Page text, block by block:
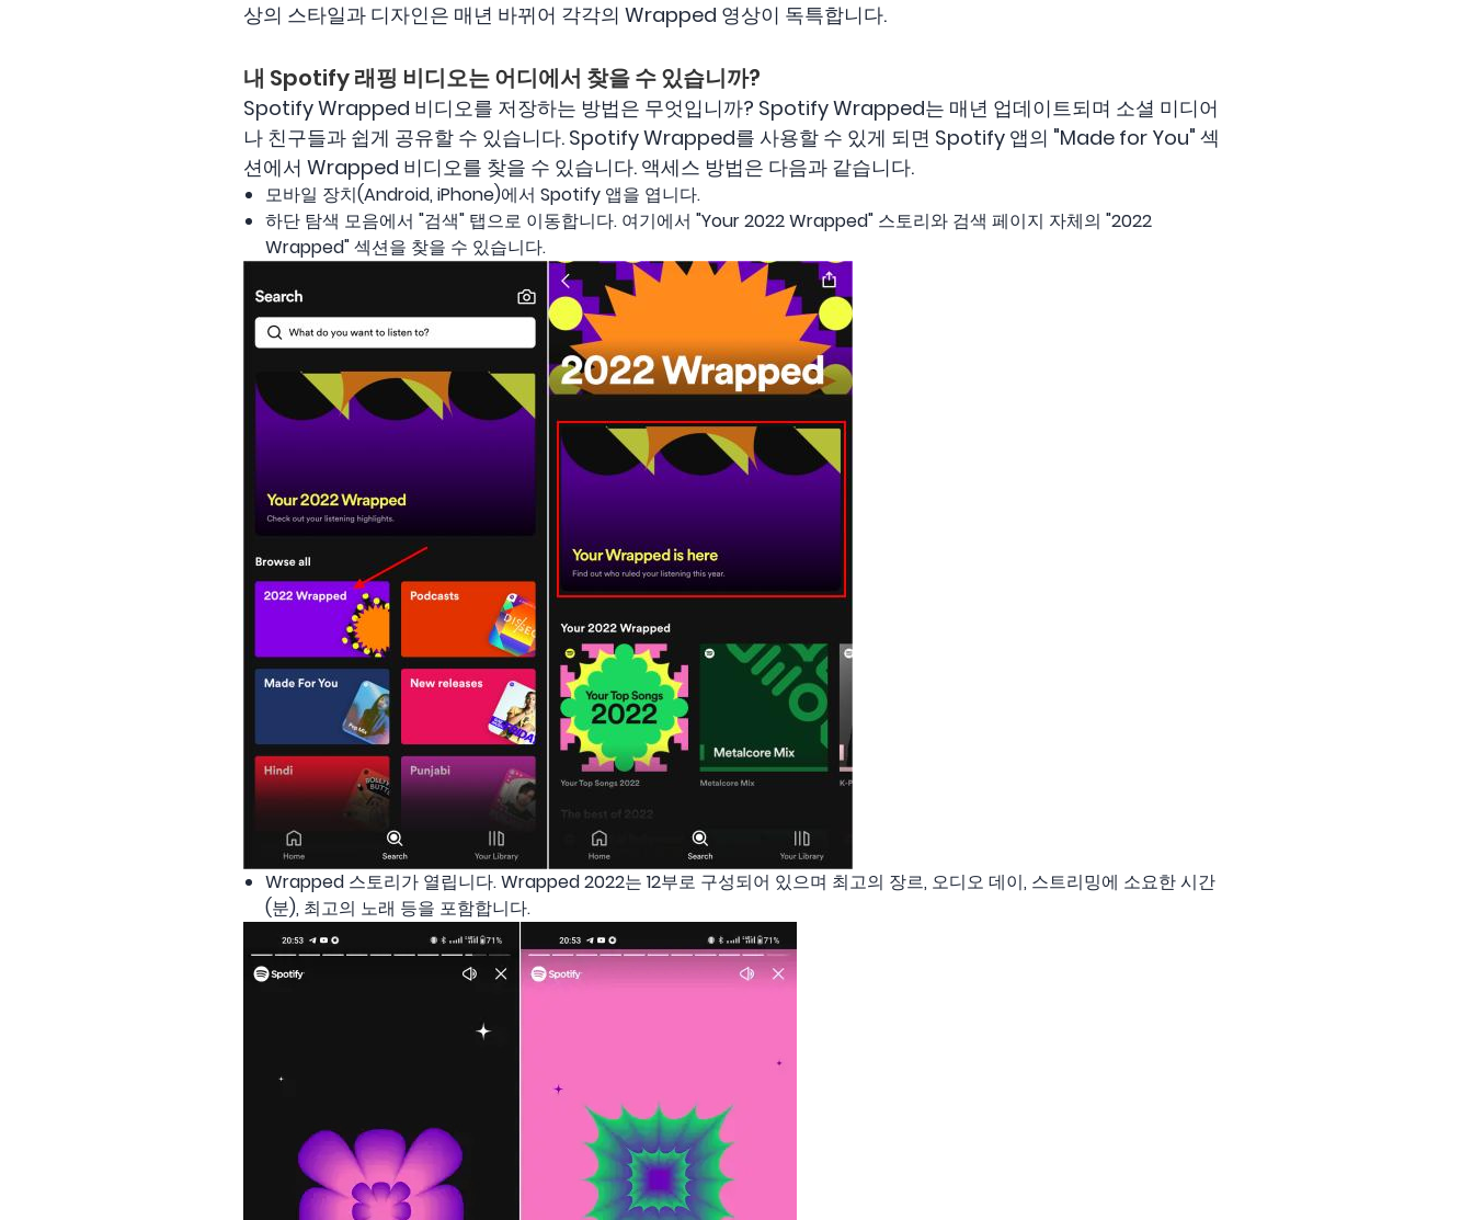
상의 스타일과 디자인은 매년 바뀌어 각각의 Wrapped 영상이 독특합니다.
내 Spotify 래핑 비디오는 어디에서 찾을 수 있습니까?
Spotify Wrapped 비디오를 저장하는 방법은 무엇입니까? Spotify Wrapped는 매년 업데이트되며 소셜 미디어
나 친구들과 쉽게 공유할 수 있습니다. Spotify Wrapped를 사용할 수 있게 되면 Spotify 앱의 "Made for You" 섹
션에서 Wrapped 비디오를 찾을 수 있습니다. 액세스 방법은 다음과 같습니다.
모바일 장치(Android, iPhone)에서 Spotify 앱을 엽니다.
하단 탐색 모음에서 "검색" 탭으로 이동합니다. 여기에서 "Your 2022 Wrapped" 스토리와 검색 페이지 자체의 "2022
Wrapped" 섹션을 찾을 수 있습니다.
Wrapped 스토리가 열립니다. Wrapped 2022는 12부로 구성되어 있으며 최고의 장르, 오디오 데이, 스트리밍에 소요한 시간
(분), 최고의 노래 등을 포함합니다.